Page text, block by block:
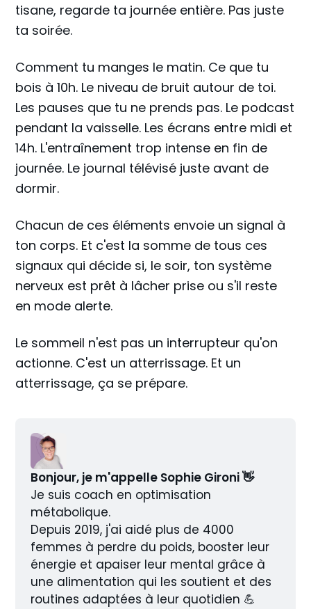
tisane, regarde ta journée entière. Pas juste
ta soirée.
Comment tu manges le matin. Ce que tu
bois à 10h. Le niveau de bruit autour de toi.
Les pauses que tu ne prends pas. Le podcast
pendant la vaisselle. Les écrans entre midi et
14h. L'entraînement trop intense en fin de
journée. Le journal télévisé juste avant de
dormir.
Chacun de ces éléments envoie un signal à
ton corps. Et c'est la somme de tous ces
signaux qui décide si, le soir, ton système
nerveux est prêt à lâcher prise ou s'il reste
en mode alerte.
Le sommeil n'est pas un interrupteur qu'on
actionne. C'est un atterrissage. Et un
atterrissage, ça se prépare.
Bonjour, je m'appelle Sophie Gironi 👋
Je suis coach en optimisation
métabolique.
Depuis 2019, j'ai aidé plus de 4000
femmes à perdre du poids, booster leur
énergie et apaiser leur mental grâce à
une alimentation qui les soutient et des
routines adaptées à leur quotidien 💪